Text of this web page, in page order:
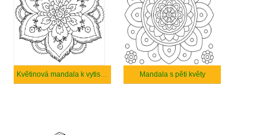
Květinová mandala k vytisknutí Mandala s pěti květy